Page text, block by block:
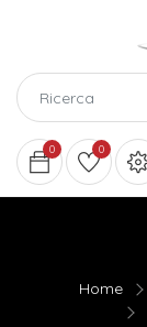
0 0
Home